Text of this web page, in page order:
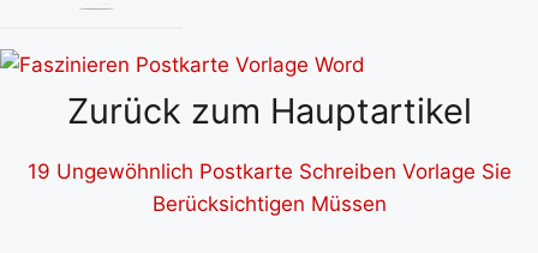
Zurück zum Hauptartikel
19 Ungewöhnlich Postkarte Schreiben Vorlage Sie
Berücksichtigen Müssen